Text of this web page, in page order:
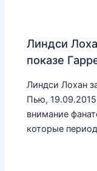
Линдси
показе
Линдси Лохан
Пью,
внимание
которые